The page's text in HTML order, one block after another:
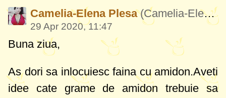
Camelia-Elena Plesa(Camelia-ElenaPlesa461)
29 Apr 2020, 11:47
Buna ziua,
As dori sa inlocuiesc faina cu amidon.Aveti
idee cate grame de amidon trebuie sa